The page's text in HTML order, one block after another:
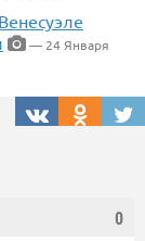
— 24 Января
0